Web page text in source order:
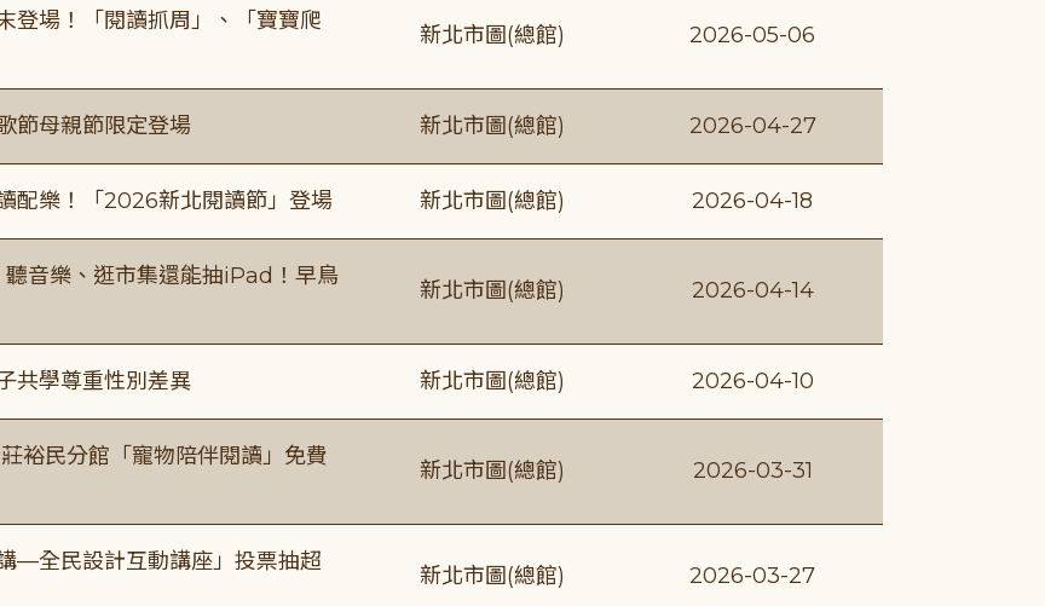
登場！「閱讀抓周」、「寶寶爬
新北市圖(總館) 2026-05-06
節母親節限定登場 新北市圖(總館) 2026-04-27
配樂！「2026新北閱讀節」登場 新北市圖(總館) 2026-04-18
音樂、逛市集還能抽iPad！早鳥
新北市圖(總館) 2026-04-14
共學尊重性別差異 新北市圖(總館) 2026-04-10
裕民分館「寵物陪伴閱讀」免費
新北市圖(總館) 2026-03-31
—全民設計互動講座」投票抽超
新北市圖(總館) 2026-03-27